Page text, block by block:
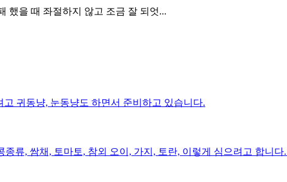
했을 때 좌절하지 않고 조금 잘 되엇...
귀동냥, 눈동냥도 하면서 준비하고 있습니다.
류, 쌈채, 토마토, 참외 오이, 가지, 토란, 이렇게 심으려고 합니